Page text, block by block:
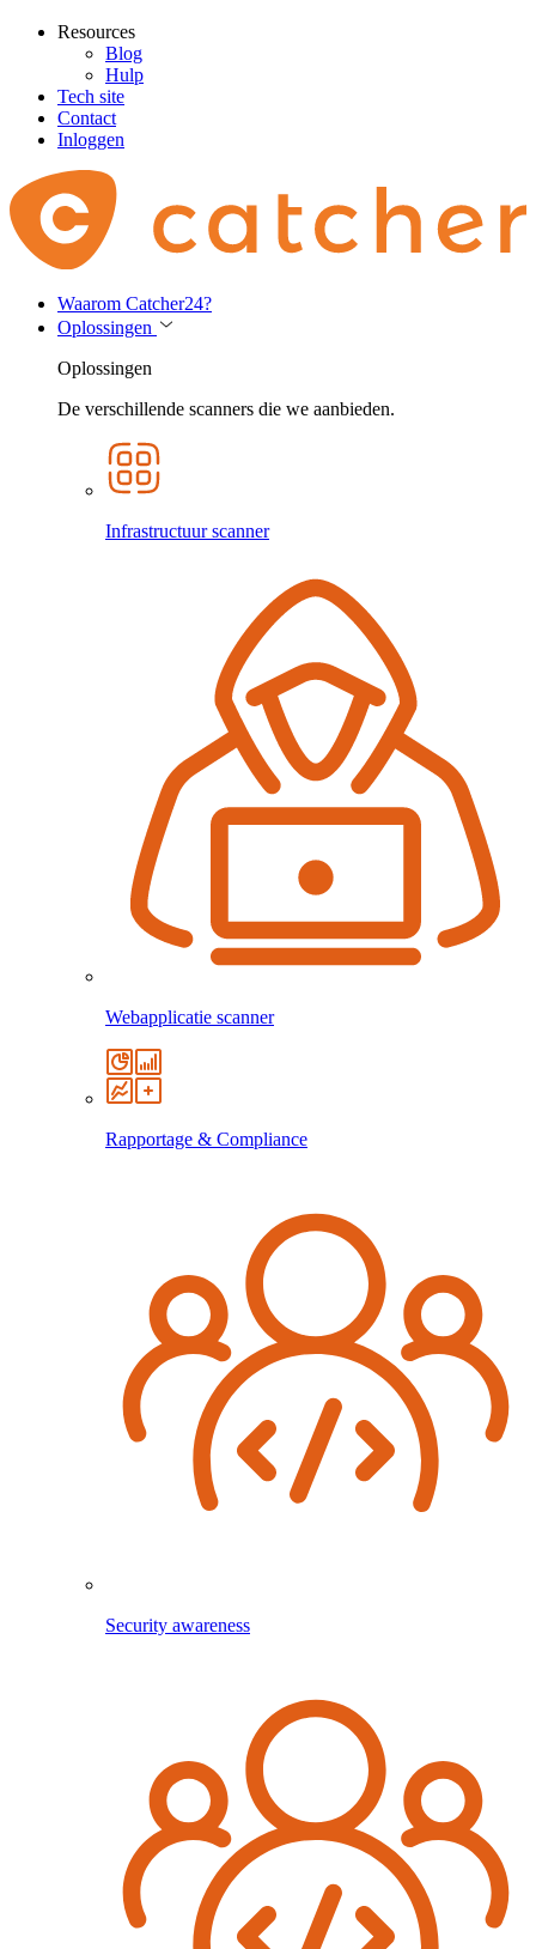
Resources
Blog
Hulp
Tech site
Contact
Inloggen
Waarom Catcher24?
Oplossingen
Oplossingen
De verschillende scanners die we aanbieden.
Infrastructuur scanner
Webapplicatie scanner
Rapportage & Compliance
Security awareness